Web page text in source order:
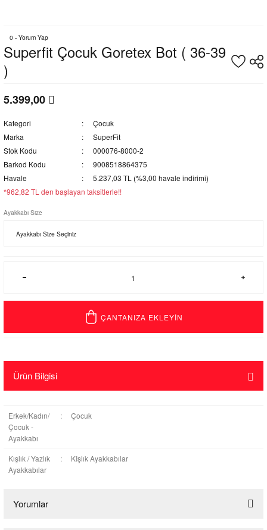
0 - Yorum Yap
Superfit Çocuk Goretex Bot ( 36-39
)
5.399,00
Kategori
Çocuk
Marka
SuperFit
Stok Kodu
000076-8000-2
Barkod Kodu
9008518864375
Havale
5.237,03 TL (%3,00 havale indirimi)
*962,82 TL den başlayan taksitlerle!!
Ayakkabı Size
ÇANTANIZA EKLEYİN
Ürün Bilgisi
Erkek/Kadın/
Çocuk -
Ayakkabı
: Çocuk
Kışlık / Yazlık
Ayakkabılar
: KIşlık Ayakkabılar
Yorumlar